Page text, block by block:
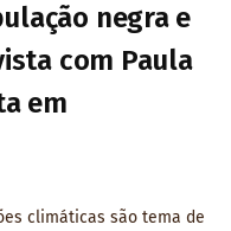
negra e
com Paula
em
climáticas são tema de